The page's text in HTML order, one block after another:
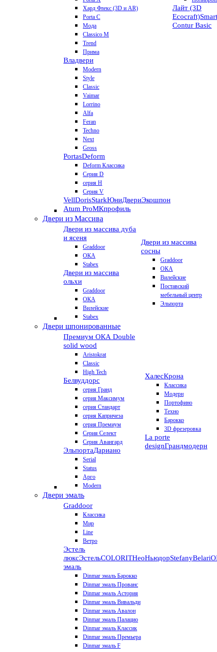
Хард Флекс (3D и AR)
Porta C
Мода
Classico M
Trend
Прима
Владвери
Modern
Style
Classic
Vaimar
Lorrino
Alfa
Feran
Techno
Next
Gross
PortasDeform
Deform Классика
Серия D
серия H
Серия V
VellDorisStarkЮниДвериЭкошпон
Atum ProМКпрофиль
Лайт (3D
Ecocraft)Smart
Contur Basic
Двери из Массива
Двери из массива дуба
и ясеня
Graddoor
ОКА
Stabex
Двери из массива
ольхи
Graddoor
ОКА
Вилейские
Stabex
Двери из массива
сосны
Graddoor
ОКА
Вилейские
Поставский
мебельный центр
Эльпорта
Двери шпонированные
Премиум ОКА Double
solid wood
Aristokrat
Classic
High Tech
Белвуддорс
серия Гранд
серия Максимум
серия Стандарт
серия Капричеза
серия Премиум
Серия Селект
Серия Авангард
ЭльпортаДариано
Serial
Status
Арго
Modern
ХалесКрона
Классика
Модерн
Портофино
Техно
Барокко
3D фрезеровка
La porte
designГрандмодерн
Двери эмаль
Graddoor
Классика
Мир
Line
Ветро
Эстель
люксЭстельCOLORITНеоНьюдорStefanyBelari
эмаль
Dinmar эмаль Барокко
Dinmar эмаль Прованс
Dinmar эмаль Астория
Dinmar эмаль Вивальди
Dinmar эмаль Авалон
Dinmar эмаль Палацио
Dinmar эмаль Классик
Dinmar эмаль Премьера
Dinmar эмаль F